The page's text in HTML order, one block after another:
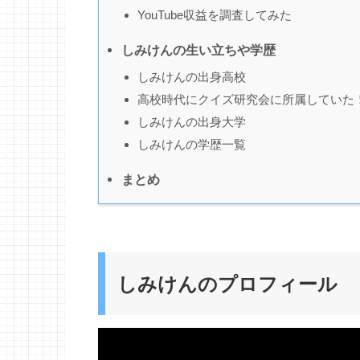
YouTube収益を調査してみた
しみけんの生い立ちや学歴
しみけんの出身高校
高校時代にクイズ研究会に所属していた
しみけんの出身大学
しみけんの学歴一覧
まとめ
しみけんのプロフィール